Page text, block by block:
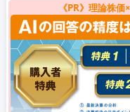
《PR》理論株